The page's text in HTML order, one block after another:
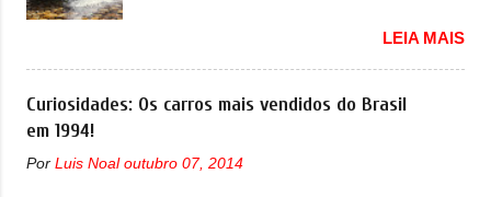
de compactos, como BYD Dolphin e Geely
EX2. Visualmente, o A05 conta com um
design já visto por outros modelos da marca,
Basicamente sendo o hatch do SUV, o A05
Jeep convocou no dia 10 de outubro de 2025
um chamado que envolve os proprietários do
Grand Cherokee 4xe, em sua versão única
unidades afetadas precisam retornar a uma
LEIA MAIS
Curiosidades: Os carros mais vendidos do Brasil
em 1994!
Por Luis Noal outubro 07, 2014